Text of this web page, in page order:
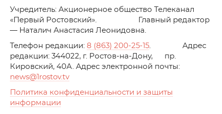
Учредитель: Акционерное общество Телеканал
«Первый Ростовский». Главный редактор
— Наталич Анастасия Леонидовна.
Телефон редакции: 8 (863) 200-25-15. Адрес
редакции: 344022, г. Ростов-на-Дону, пр.
Кировский, 40А. Адрес электронной почты:
news@1rostov.tv
Политика конфиденциальности и защиты
информации